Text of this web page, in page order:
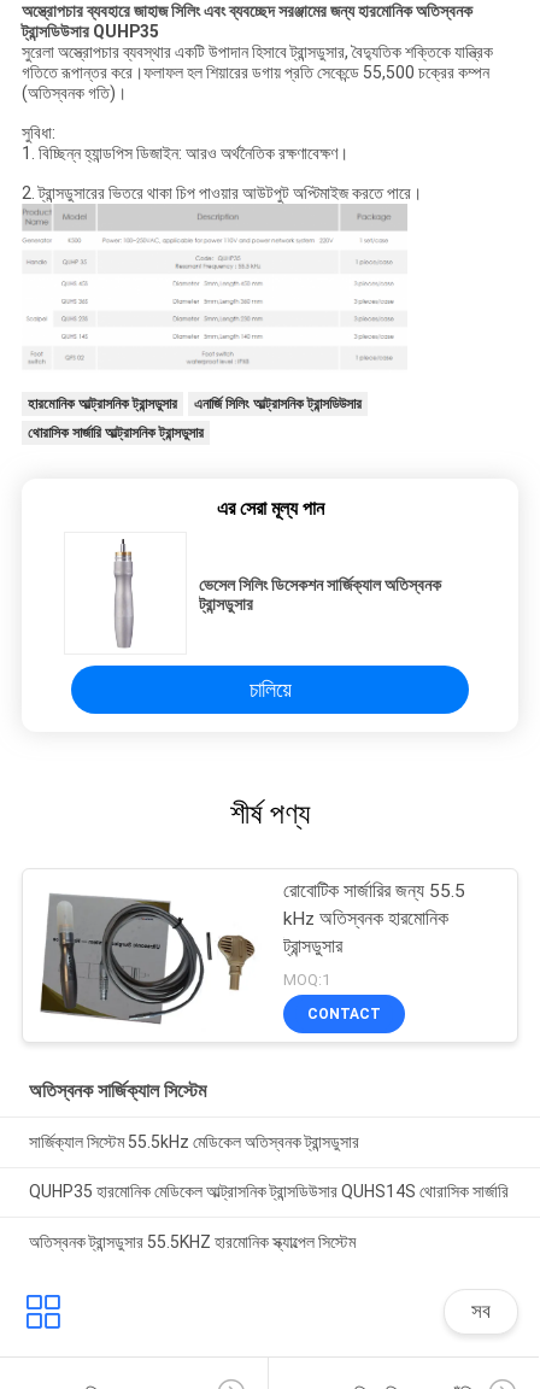
অস্ত্রোপচার ব্যবহারে জাহাজ সিলিং এবং ব্যবচ্ছেদ সরঞ্জামের জন্য হারমোনিক অতিস্বনক
ট্রান্সডিউসার QUHP35
সুরেলা অস্ত্রোপচার ব্যবস্থার একটি উপাদান হিসাবে ট্রান্সডুসার, বৈদ্যুতিক শক্তিকে যান্ত্রিক
গতিতে রূপান্তর করে।ফলাফল হল শিয়ারের ডগায় প্রতি সেকেন্ডে 55,500 চক্রের কম্পন
(অতিস্বনক গতি)।
সুবিধা:
1. বিচ্ছিন্ন হ্যান্ডপিস ডিজাইন: আরও অর্থনৈতিক রক্ষণাবেক্ষণ।
2. ট্রান্সডুসারের ভিতরে থাকা চিপ পাওয়ার আউটপুট অপ্টিমাইজ করতে পারে।
হারমোনিক আল্ট্রাসনিক ট্রান্সডুসার
এনার্জি সিলিং আল্ট্রাসনিক ট্রান্সডিউসার
থোরাসিক সার্জারি আল্ট্রাসনিক ট্রান্সডুসার
এর সেরা মূল্য পান
ভেসেল সিলিং ডিসেকশন সার্জিক্যাল অতিস্বনক
ট্রান্সডুসার
চালিয়ে
শীর্ষ পণ্য
রোবোটিক সার্জারির জন্য 55.5
kHz অতিস্বনক হারমোনিক
ট্রান্সডুসার
MOQ:1
CONTACT
অতিস্বনক সার্জিক্যাল সিস্টেম
সার্জিক্যাল সিস্টেম 55.5kHz মেডিকেল অতিস্বনক ট্রান্সডুসার
QUHP35 হারমোনিক মেডিকেল আল্ট্রাসনিক ট্রান্সডিউসার QUHS14S থোরাসিক সার্জারি
অতিস্বনক ট্রান্সডুসার 55.5KHZ হারমোনিক স্ক্যাল্পেল সিস্টেম
সব